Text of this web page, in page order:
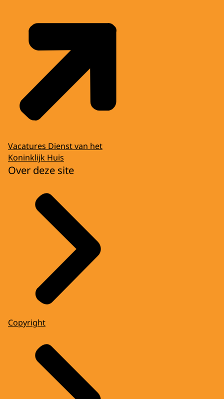
Vacatures Dienst van het
Koninklijk Huis
Over deze site
Copyright